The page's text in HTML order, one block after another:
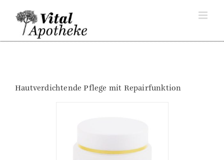
content
Hautverdichtende Pflege mit Repairfunktion